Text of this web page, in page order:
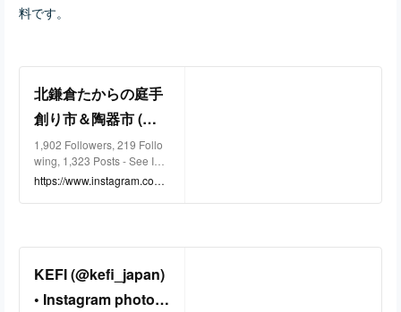
料です。
北鎌倉たからの庭手
創り市＆陶器市 (@te
zukuriichi.takarano
niwa) • Instagram p
hotos and videos
1,902 Followers, 219 Follo
wing, 1,323 Posts - See Inst
agram photos and videos fr
om 北鎌倉たからの庭手創り
市＆陶器市 (@tezukuriichi.t
https://www.instagram.com/t
KEFI (@kefi_japan)
• Instagram photos